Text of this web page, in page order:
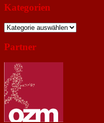
Kategorien
Kategorien
Partner